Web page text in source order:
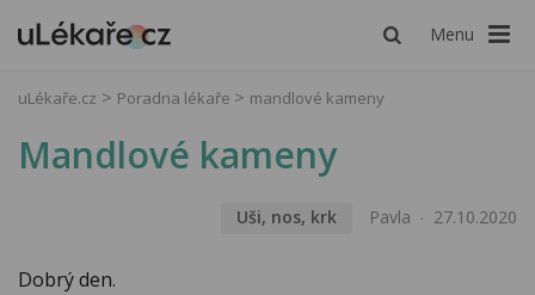
Menu
uLékaře.cz Poradna lékaře mandlové kameny
Mandlové kameny
Uši, nos, krk Pavla 27.10.2020
Dobrý den.